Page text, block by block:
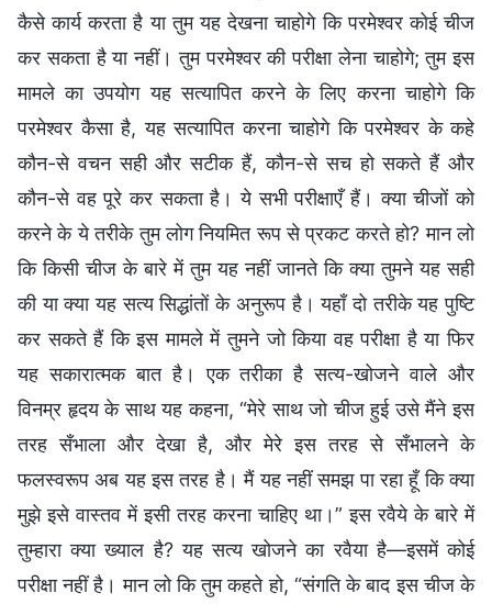
कैसे कार्य करता है या तुम यह देखना चाहोगे कि परमेश्वर कोई चीज
कर सकता है या नहीं। तुम परमेश्वर की परीक्षा लेना चाहोगे; तुम इस
मामले का उपयोग यह सत्यापित करने के लिए करना चाहोगे कि
परमेश्वर कैसा है, यह सत्यापित करना चाहोगे कि परमेश्वर के कहे
कौन-से वचन सही और सटीक हैं, कौन-से सच हो सकते हैं और
कौन-से वह पूरे कर सकता है। ये सभी परीक्षाएँ हैं। क्या चीजों को
करने के ये तरीके तुम लोग नियमित रूप से प्रकट करते हो? मान लो
कि किसी चीज के बारे में तुम यह नहीं जानते कि क्या तुमने यह सही
की या क्या यह सत्य सिद्धांतों के अनुरूप है। यहाँ दो तरीके यह पुष्टि
कर सकते हैं कि इस मामले में तुमने जो किया वह परीक्षा है या फिर
यह सकारात्मक बात है। एक तरीका है सत्य-खोजने वाले और
विनम्र हृदय के साथ यह कहना, “मेरे साथ जो चीज हुई उसे मैंने इस
तरह सँभाला और देखा है, और मेरे इस तरह से सँभालने के
फलस्वरूप अब यह इस तरह है। मैं यह नहीं समझ पा रहा हूँ कि क्या
मुझे इसे वास्तव में इसी तरह करना चाहिए था।” इस रवैये के बारे में
तुम्हारा क्या ख्याल है? यह सत्य खोजने का रवैया है—इसमें कोई
परीक्षा नहीं है। मान लो कि तुम कहते हो, “संगति के बाद इस चीज के